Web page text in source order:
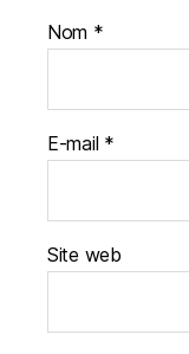
Nom *
E-mail *
Site web